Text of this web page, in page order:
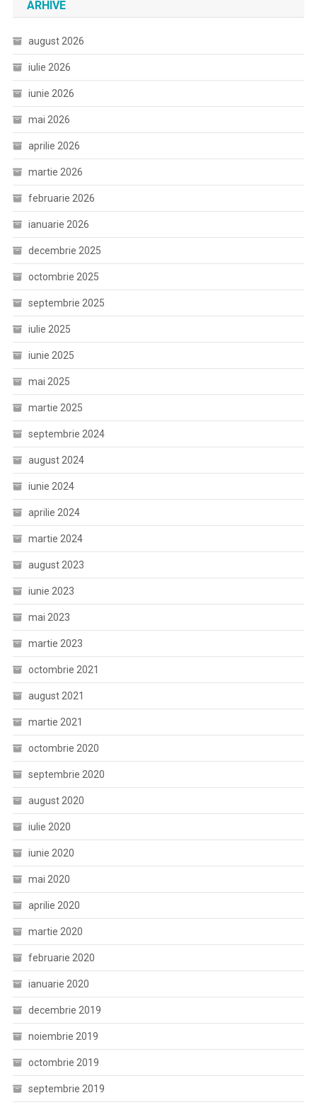
ARHIVE
august 2026
iulie 2026
iunie 2026
mai 2026
aprilie 2026
martie 2026
februarie 2026
ianuarie 2026
decembrie 2025
octombrie 2025
septembrie 2025
iulie 2025
iunie 2025
mai 2025
martie 2025
septembrie 2024
august 2024
iunie 2024
aprilie 2024
martie 2024
august 2023
iunie 2023
mai 2023
martie 2023
octombrie 2021
august 2021
martie 2021
octombrie 2020
septembrie 2020
august 2020
iulie 2020
iunie 2020
mai 2020
aprilie 2020
martie 2020
februarie 2020
ianuarie 2020
decembrie 2019
noiembrie 2019
octombrie 2019
septembrie 2019